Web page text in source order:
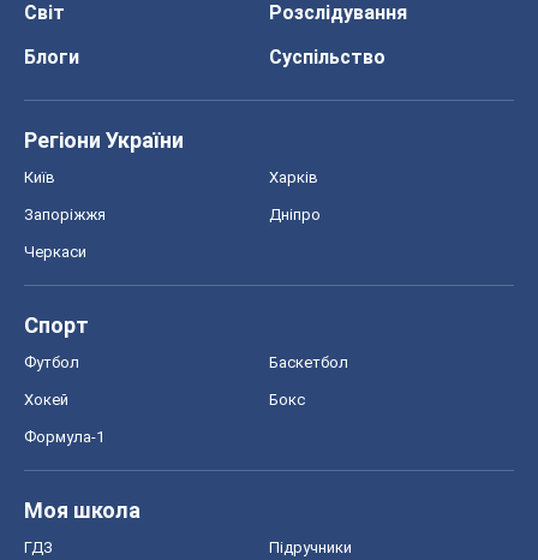
Світ
Розслідування
Блоги
Суспільство
Регіони України
Київ Харків
Запоріжжя Дніпро
Черкаси
Спорт
Футбол Баскетбол
Хокей Бокс
Формула-1
Моя школа
ГДЗ Підручники